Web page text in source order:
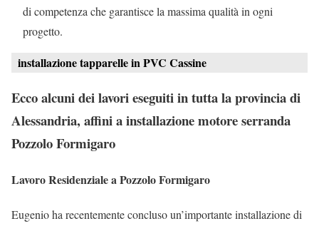
di competenza che garantisce la massima qualità in ogni
progetto.
installazione tapparelle in PVC Cassine
Ecco alcuni dei lavori eseguiti in tutta la provincia di
Alessandria, affini a installazione motore serranda
Pozzolo Formigaro
Lavoro Residenziale a Pozzolo Formigaro
Eugenio ha recentemente concluso un’importante installazione di